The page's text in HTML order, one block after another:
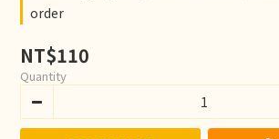
order
NT$110
Quantity